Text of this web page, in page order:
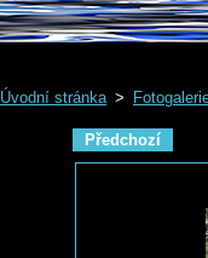
Úvodní stránka >
Předchozí